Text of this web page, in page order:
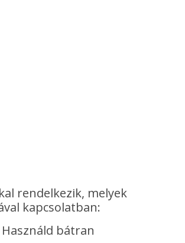
rendelkezik, melyek
kapcsolatban:
bátran